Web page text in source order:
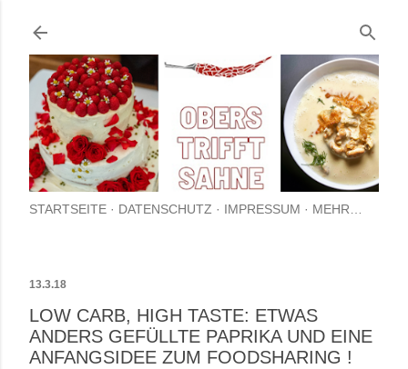
STARTSEITE DATENSCHUTZ IMPRESSUM MEHR…
13.3.18
LOW CARB, HIGH TASTE: ETWAS
ANDERS GEFÜLLTE PAPRIKA UND EINE
ANFANGSIDEE ZUM FOODSHARING !